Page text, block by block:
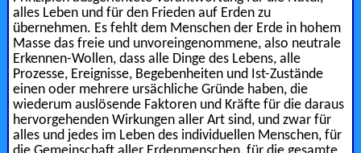
alles Leben und für den Frieden auf Erden zu
übernehmen. Es fehlt dem Menschen der Erde in hohem
Masse das freie und unvoreingenommene, also neutrale
Erkennen-Wollen, dass alle Dinge des Lebens, alle
Prozesse, Ereignisse, Begebenheiten und Ist-Zustände
einen oder mehrere ursächliche Gründe haben, die
wiederum auslösende Faktoren und Kräfte für die daraus
hervorgehenden Wirkungen aller Art sind, und zwar für
alles und jedes im Leben des individuellen Menschen, für